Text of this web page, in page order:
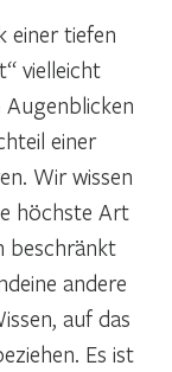
einer tiefen
vielleicht
Augenblicken
einer
Wir wissen
höchste Art
beschränkt
andere
auf das
Es ist